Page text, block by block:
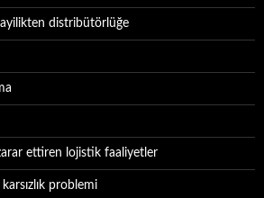
distribütörlüğe
ettiren lojistik faaliyetler
problemi